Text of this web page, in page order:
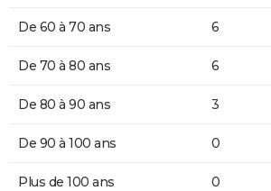
De 60 à 70 ans 6
De 70 à 80 ans 6
De 80 à 90 ans 3
De 90 à 100 ans 0
Plus de 100 ans 0